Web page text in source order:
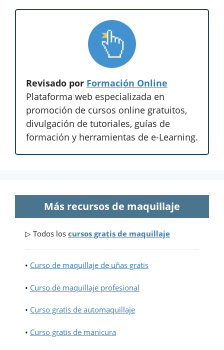
Revisado por Formación Online
Plataforma web especializada en
promoción de cursos online gratuitos,
divulgación de tutoriales, guías de
formación y herramientas de e-Learning.
Más recursos de maquillaje
▷ Todos los cursos gratis de maquillaje
• Curso de maquillaje de uñas gratis
• Curso de maquillaje profesional
• Curso gratis de automaquillaje
• Curso gratis de manicura